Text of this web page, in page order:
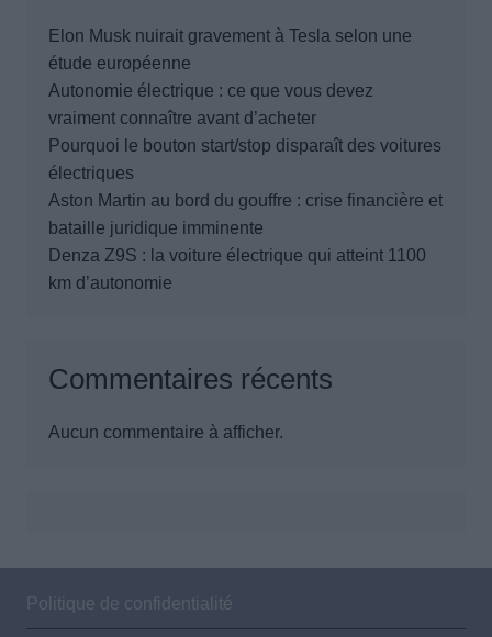
Elon Musk nuirait gravement à Tesla selon une
étude européenne
Autonomie électrique : ce que vous devez
vraiment connaître avant d’acheter
Pourquoi le bouton start/stop disparaît des voitures
électriques
Aston Martin au bord du gouffre : crise financière et
bataille juridique imminente
Denza Z9S : la voiture électrique qui atteint 1100
km d’autonomie
Commentaires récents
Aucun commentaire à afficher.
Politique de confidentialité